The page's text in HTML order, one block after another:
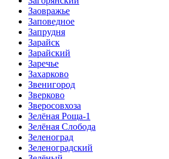
Заовражье
Заповедное
Запрудня
Зарайск
Зарайский
Заречье
Захарково
Звенигород
Зверково
Зверосовхоза
Зелёная Роща-1
Зелёная Слобода
Зеленоград
Зеленоградский